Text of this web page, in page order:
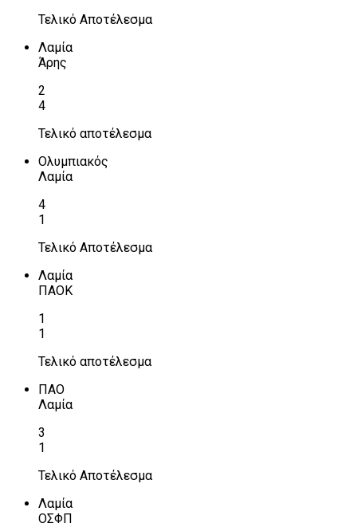
Τελικό Αποτέλεσμα
Λαμία
Άρης
2
4
Τελικό αποτέλεσμα
Ολυμπιακός
Λαμία
4
1
Τελικό Αποτέλεσμα
Λαμία
ΠΑΟΚ
1
1
Τελικό αποτέλεσμα
ΠΑΟ
Λαμία
3
1
Τελικό Αποτέλεσμα
Λαμία
ΟΣΦΠ